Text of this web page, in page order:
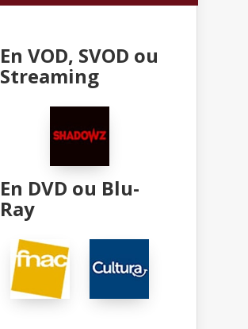
En VOD, SVOD ou
Streaming
En DVD ou Blu-
Ray